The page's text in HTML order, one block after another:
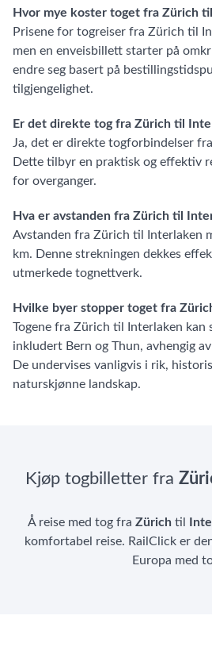
Hvor mye koster toget fra Zürich
Prisene for togreiser fra Zürich til
men en enveisbillett starter på
endre seg basert på
tilgjengelighet.
Er det direkte tog fra Zürich til
Ja, det er direkte togforbindelser
Dette tilbyr en praktisk og effektiv
for overganger.
Hva er avstanden fra Zürich til
Avstanden fra Zürich til Interlaken
km. Denne strekningen dekkes
utmerkede tognettverk.
Hvilke byer stopper toget fra
Togene fra Zürich til Interlaken kan
inkludert Bern og Thun, avhengig
De undervises vanligvis i rik,
naturskjønne landskap.
Kjøp togbilletter fra
Å reise med tog fra Zürichtil
komfortabel reise. RailClick er
Europa med